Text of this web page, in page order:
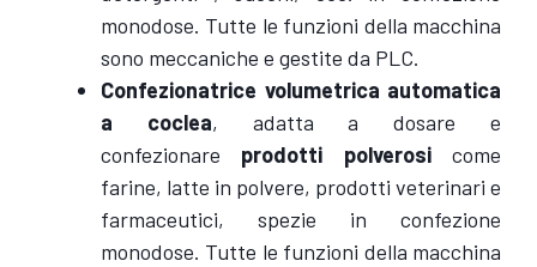
monodose. Tutte le funzioni della macchina
sono meccaniche e gestite da PLC.
Confezionatrice volumetrica automatica
a coclea, adatta a dosare e
confezionare prodotti polverosicome
farine, latte in polvere, prodotti veterinari e
farmaceutici, spezie in confezione
monodose. Tutte le funzioni della macchina